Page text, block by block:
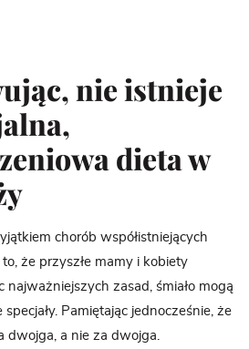
nie istnieje
dieta w
chorób współistniejących
że przyszłe mamy i kobiety
najważniejszych zasad, śmiało mogą
Pamiętając jednocześnie, że
dwojga, a nie za dwojga.